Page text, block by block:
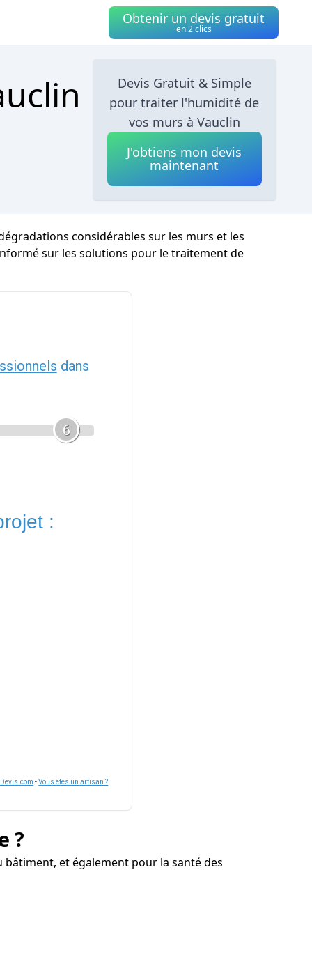
Obtenir un devis gratuit
en 2 clics
Devis Gratuit & Simple
pour traiter l'humidité de
vos murs à Vauclin
J'obtiens mon devis
maintenant
considérables sur les murs et les
sur les solutions pour le traitement de
dans
6
:
-Vous êtes un artisan ?
?
et également pour la santé des